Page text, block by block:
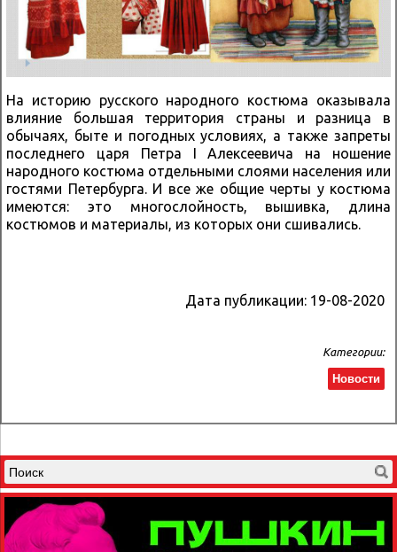
На историю русского народного костюма оказывала
влияние большая территория страны и разница в
обычаях, быте и погодных условиях, а также запреты
последнего царя Петра I Алексеевича на ношение
народного костюма отдельными слоями населения или
гостями Петербурга. И все же общие черты у костюма
имеются: это многослойность, вышивка, длина
костюмов и материалы, из которых они сшивались.
Дата публикации: 19-08-2020
Категории:
Новости